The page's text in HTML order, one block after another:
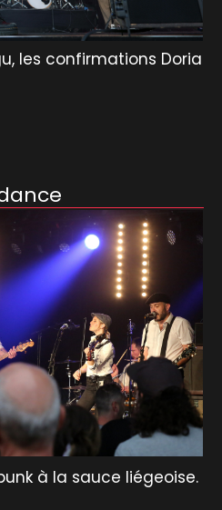
les confirmations Doria
à la sauce liégeoise.